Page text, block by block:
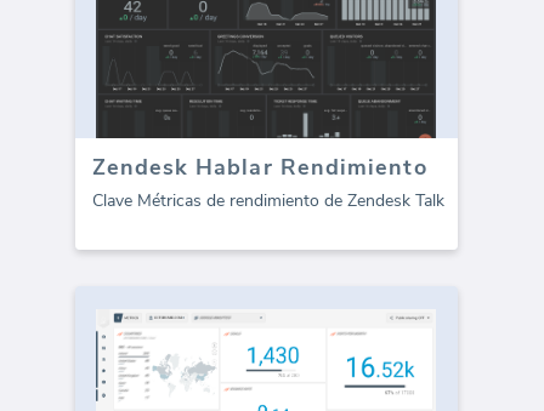
Zendesk Hablar Rendimiento
Clave Métricas de rendimiento de Zendesk Talk